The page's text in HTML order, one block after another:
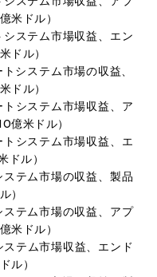
米ドル）
ステム市場収益、エン
ドル）
システム市場の収益、
ドル）
システム市場収益、ア
億米ドル）
システム市場収益、エ
ル）
テム市場の収益、製品
）
テム市場の収益、アプ
米ドル）
テム市場収益、エンド
ル）